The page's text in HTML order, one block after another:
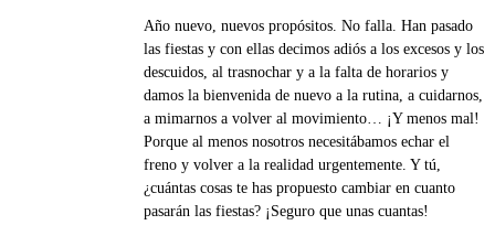
Año nuevo, nuevos propósitos. No falla. Han pasado
las fiestas y con ellas decimos adiós a los excesos y los
descuidos, al trasnochar y a la falta de horarios y
damos la bienvenida de nuevo a la rutina, a cuidarnos,
a mimarnos a volver al movimiento… ¡Y menos mal!
Porque al menos nosotros necesitábamos echar el
freno y volver a la realidad urgentemente. Y tú,
¿cuántas cosas te has propuesto cambiar en cuanto
pasarán las fiestas? ¡Seguro que unas cuantas!